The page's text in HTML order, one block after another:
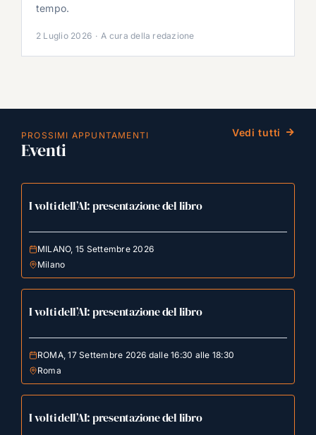
tempo.
2 Luglio 2026 · A cura della redazione
PROSSIMI APPUNTAMENTI
Eventi
Vedi tutti
I volti dell’AI: presentazione del libro
MILANO, 15 Settembre 2026
Milano
I volti dell’AI: presentazione del libro
ROMA, 17 Settembre 2026 dalle 16:30 alle 18:30
Roma
I volti dell’AI: presentazione del libro